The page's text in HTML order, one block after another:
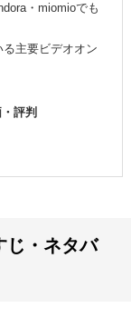
・miomioでも
る主要ビデオオン
評判
じ・ネタバ